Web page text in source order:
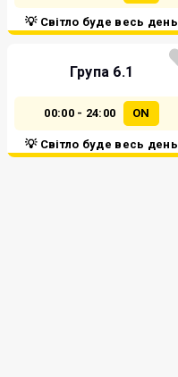
💡 Світло буде весь день
Група 6.1
00:00 - 24:00 ON
💡 Світло буде весь день